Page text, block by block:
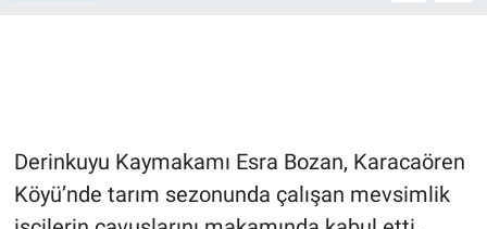
Derinkuyu Kaymakamı Esra Bozan, Karacaören
Köyü’nde tarım sezonunda çalışan mevsimlik
Kayseri